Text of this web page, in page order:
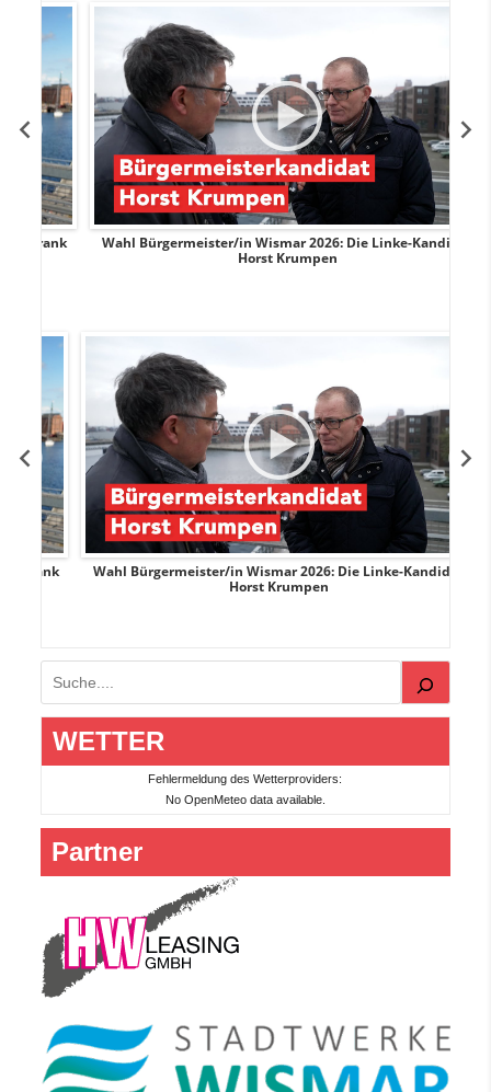
Wahl Bürgermeister/in Wismar 2026: Die Linke-Kandidat
Horst Krumpen
Wahl Bürgermeister/in Wismar 2026: Die Linke-Kandidat
Horst Krumpen
Suchen
WETTER
Fehlermeldung des Wetterproviders:
No OpenMeteo data available.
Partner